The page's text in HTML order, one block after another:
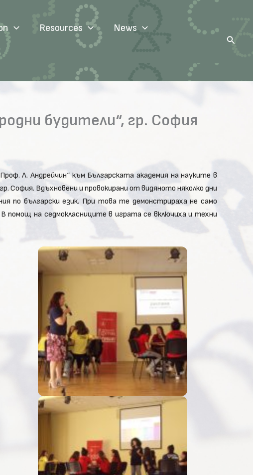
Resources News
Search
будители“, гр. София
Л. Андрейчин“ към Българската академия на науките в
София. Вдъхновени и провокирани от видяното няколко дни
по български език. При това те демонстрираха не само
помощ на седмокласниците в играта се включиха и техни